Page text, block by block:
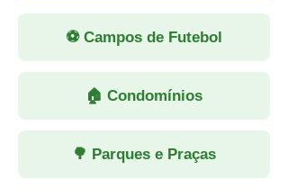
⚽ Campos de Futebol
🏠 Condomínios
🌳 Parques e Praças